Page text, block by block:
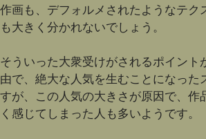
作画も、デフォルメされたようなテク
も大きく分かれないでしょう。
そういった大衆受けがされるポイント
由で、絶大な人気を生むことになった
すが、この人気の大きさが原因で、作
く感じてしまった人も多いようです。